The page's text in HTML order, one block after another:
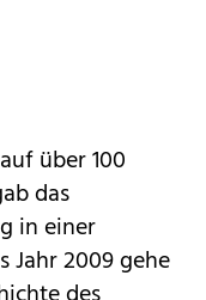
über 100
das
in einer
Jahr 2009 gehe